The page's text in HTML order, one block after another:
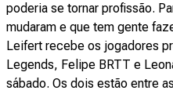
poderia se tornar profissão.
mudaram e que tem gente
Leifert recebe os jogadores
Legends, Felipe BRTT e
sábado. Os dois estão entre